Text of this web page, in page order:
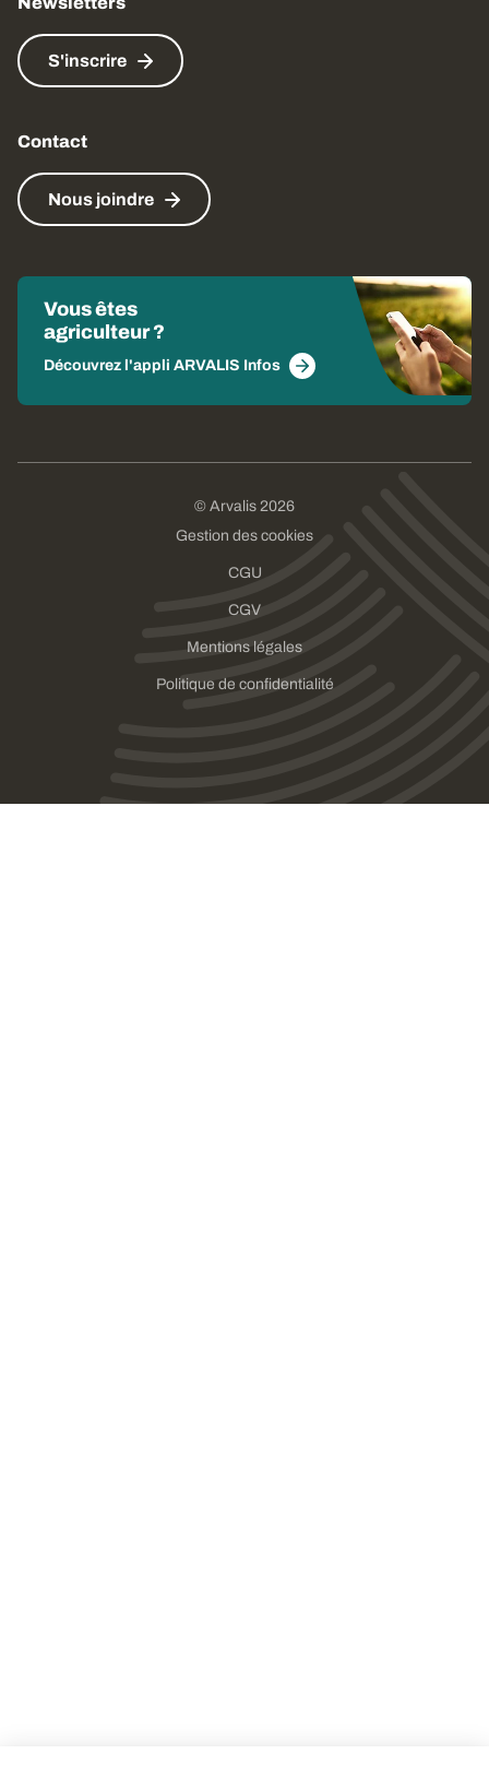
S'inscrire
Contact
Nous joindre
Vous êtes
agriculteur ?
Découvrez l'appli ARVALIS Infos
© Arvalis 2026
Gestion des cookies
CGU
CGV
Mentions légales
Politique de confidentialité